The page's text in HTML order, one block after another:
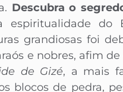
Descubra o
espiritualidade do
grandiosas foi
e nobres, afim
de Gizé, a mais
blocos de pedra,